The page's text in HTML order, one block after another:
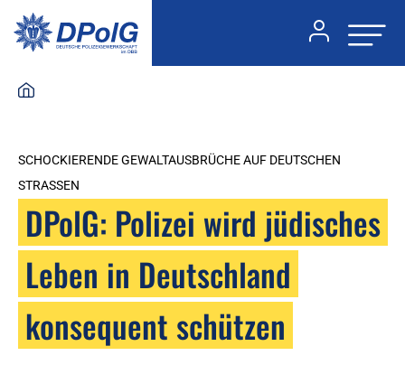
SCHOCKIERENDE GEWALTAUSBRÜCHE AUF DEUTSCHEN
STRASSEN
DPolG: Polizei wird jüdisches
Leben in Deutschland
konsequent schützen